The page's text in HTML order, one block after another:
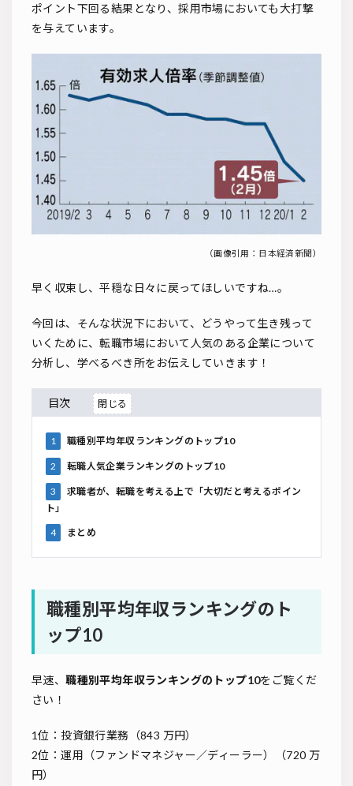
ポイント下回る結果となり、採用市場においても大打撃
を与えています。
（画像引用： 日本経済新聞）
早く収束し、平穏な日々に戻ってほしいですね…。
今回は、そんな状況下において、どうやって生き残って
いくために、転職市場において人気のある企業について
分析し、学べるべき所をお伝えしていきます！
目次
1 職種別平均年収ランキングのトップ10
2 転職人気企業ランキングのトップ10
3
求職者が、転職を考える上で「大切だと考えるポイン
ト」
4 まとめ
職種別平均年収ランキングのト
ップ10
早速、職種別平均年収ランキングのトップ10をご覧くだ
さい！
1位：投資銀行業務（843 万円）
2位：運用（ファンドマネジャー／ディーラー）（720 万
円）